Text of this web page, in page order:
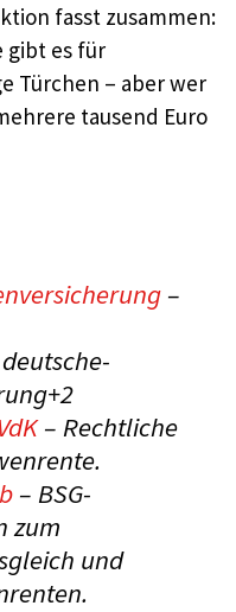
fasst zusammen:
gibt es für
Türchen – aber wer
tausend Euro
–
– Rechtliche
– BSG-
zum
und